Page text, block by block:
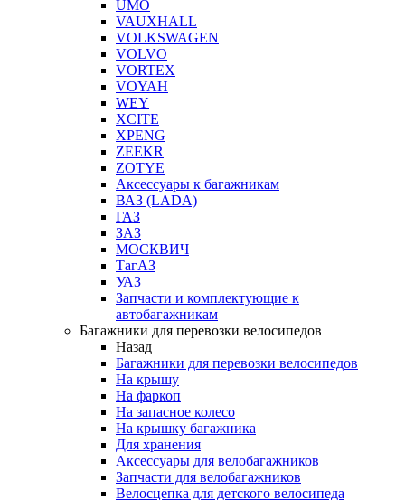
UMO
VAUXHALL
VOLKSWAGEN
VOLVO
VORTEX
VOYAH
WEY
XCITE
XPENG
ZEEKR
ZOTYE
Аксессуары к багажникам
ВАЗ (LADA)
ГАЗ
ЗАЗ
МОСКВИЧ
ТагАЗ
УАЗ
Запчасти и комплектующие к
автобагажникам
Багажники для перевозки велосипедов
Назад
Багажники для перевозки велосипедов
На крышу
На фаркоп
На запасное колесо
На крышку багажника
Для хранения
Аксессуары для велобагажников
Запчасти для велобагажников
Велосцепка для детского велосипеда